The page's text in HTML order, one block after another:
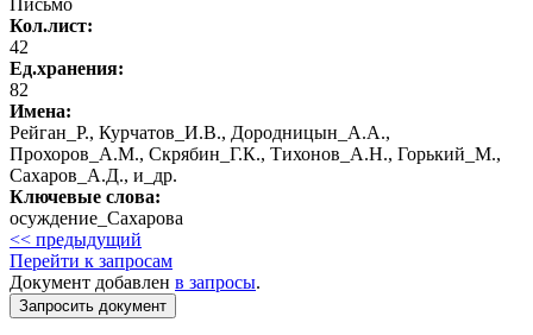
Кол.лист:
42
Ед.хранения:
82
Имена:
Рейган_Р., Курчатов_И.В., Дородницын_А.А.,
Прохоров_А.М., Скрябин_Г.К., Тихонов_А.Н., Горький_М.,
Сахаров_А.Д., и_др.
Ключевые слова:
осуждение_Сахарова
<< предыдущий
Перейти к запросам
Документ добавлен в запросы.